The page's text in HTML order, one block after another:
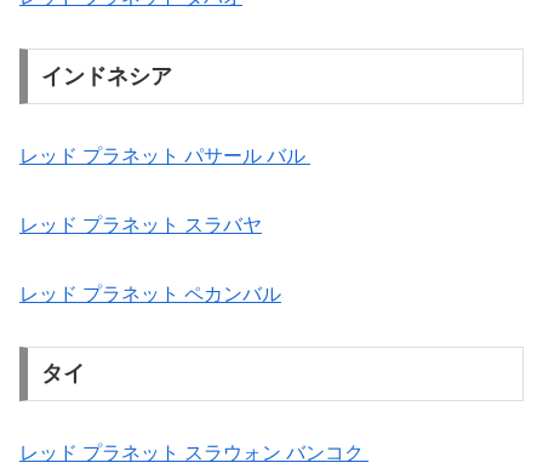
インドネシア
レッド プラネット パサール バル
レッド プラネット スラバヤ
レッド プラネット ペカンバル
タイ
レッド プラネット スラウォン バンコク